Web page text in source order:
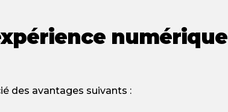
numérique
des avantages suivants :